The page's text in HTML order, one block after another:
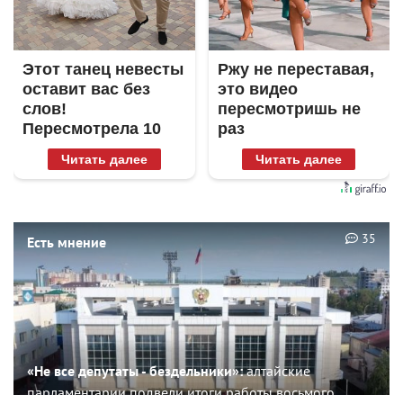
Этот танец невесты
оставит вас без
слов!
Пересмотрела 10
раз
Читать далее
Ржу не переставая,
это видео
пересмотришь не
раз
Читать далее
Есть мнение
«Не все депутаты - бездельники»:алтайские
35